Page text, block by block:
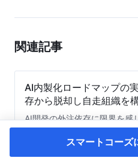
関連記事
AI内製化ロードマップの
存から脱却し自走組織を
ー
AI開発の外注依存に限界を感
は、コスト削減とアジリティ
の5段階ロードマップを徹底
的な自走組織を構築するため
スマートコーズ